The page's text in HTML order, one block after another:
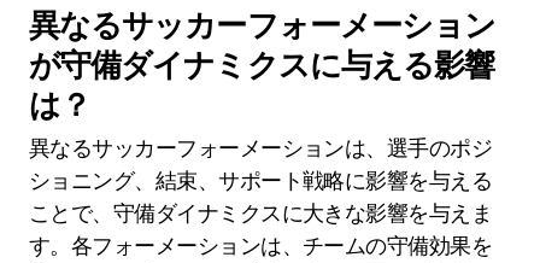
異なるサッカーフォーメーション
が守備ダイナミクスに与える影響
は？
異なるサッカーフォーメーションは、選手のポジ
ショニング、結束、サポート戦略に影響を与える
ことで、守備ダイナミクスに大きな影響を与えま
す。各フォーメーションは、チームの守備効果を